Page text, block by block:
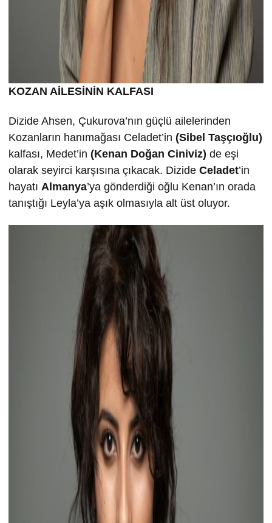
KOZAN AİLESİNİN KALFASI
Dizide Ahsen, Çukurova’nın güçlü ailelerinden
Kozanların hanımağası Celadet’in (Sibel Taşçıoğlu)
kalfası, Medet’in (Kenan Doğan Ciniviz) de eşi
olarak seyirci karşısına çıkacak. Dizide Celadet’in
hayatı Almanya’ya gönderdiği oğlu Kenan’ın orada
tanıştığı Leyla’ya aşık olmasıyla alt üst oluyor.